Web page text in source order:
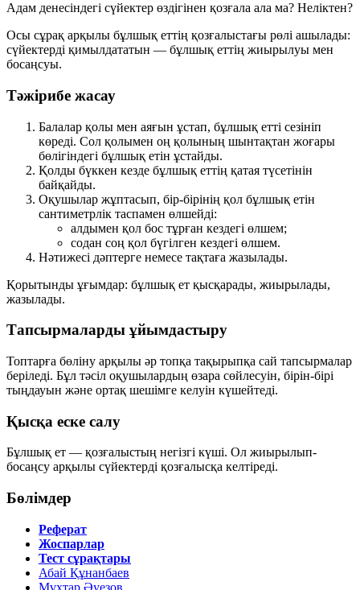
Адам денесіндегі сүйектер өздігінен қозғала ала ма? Неліктен?
Осы сұрақ арқылы бұлшық еттің қозғалыстағы рөлі ашылады:
сүйектерді қимылдататын — бұлшық еттің жиырылуы мен
босаңсуы.
Тәжірибе жасау
Балалар қолы мен аяғын ұстап, бұлшық етті сезініп
көреді. Сол қолымен оң қолының шынтақтан жоғары
бөлігіндегі бұлшық етін ұстайды.
Қолды бүккен кезде бұлшық еттің қатая түсетінін
байқайды.
Оқушылар жұптасып, бір-бірінің қол бұлшық етін
сантиметрлік таспамен өлшейді:
алдымен қол бос тұрған кездегі өлшем;
содан соң қол бүгілген кездегі өлшем.
Нәтижесі дәптерге немесе тақтаға жазылады.
Қорытынды ұғымдар: бұлшық ет қысқарады, жиырылады,
жазылады.
Тапсырмаларды ұйымдастыру
Топтарға бөліну арқылы әр топқа тақырыпқа сай тапсырмалар
беріледі. Бұл тәсіл оқушылардың өзара сөйлесуін, бірін-бірі
тыңдауын және ортақ шешімге келуін күшейтеді.
Қысқа еске салу
Бұлшық ет — қозғалыстың негізгі күші. Ол жиырылып-
босаңсу арқылы сүйектерді қозғалысқа келтіреді.
Бөлімдер
Реферат
Жоспарлар
Тест сұрақтары
Абай Құнанбаев
Мұхтар Әуезов